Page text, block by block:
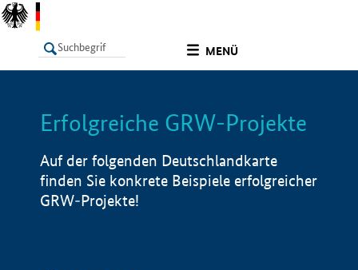
MENÜ
LISTE Info
Erfolgreiche GRW-Projekte
Auf der folgenden Deutschlandkarte
finden Sie konkrete Beispiele erfolgreicher
GRW-Projekte!